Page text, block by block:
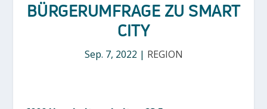
BÜRGERUMFRAGE ZU SMART
CITY
Sep. 7, 2022 | REGION